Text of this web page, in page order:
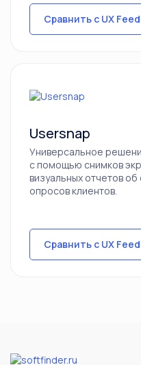
Сравнить с UX
Usersnap
Универсальное
с помощью снимков
визуальных отчетов
опросов клиентов.
Сравнить с UX